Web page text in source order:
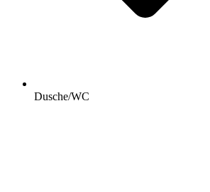
Dusche/WC